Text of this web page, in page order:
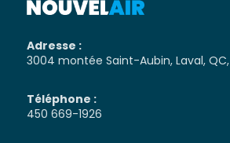
Adresse :
3004 montée Saint-Aubin, Laval, QC,
Téléphone :
450 669-1926